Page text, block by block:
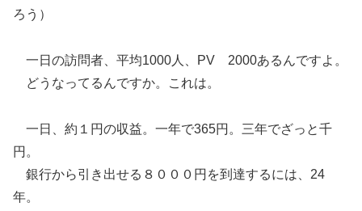
ろう）
一日の訪問者、平均1000人、PV 2000あるんですよ。
どうなってるんですか。これは。
一日、約１円の収益。一年で365円。三年でざっと千
円。
銀行から引き出せる８０００円を到達するには、24
年。